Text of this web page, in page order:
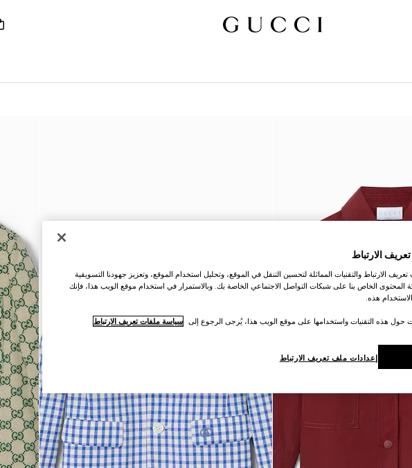
الارتباط
الارتباط والتقنيات المماثلة لتحسين التنقل في الموقع، وتحليل استخدام الموقع، وتعزيز جهودنا التسويقية
المحتوى الخاص بنا على شبكات التواصل الاجتماعي الخاصة بك. وبالاستمرار في استخدام موقع الويب هذا، فإنك
هذه.
حول هذه التقنيات واستخدامها على موقع الويب هذا، يُرجى الرجوع إلى سياسة ملفات تعريف الارتباط
إعدادات ملف تعريف الارتباط